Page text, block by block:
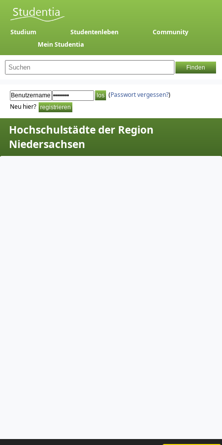
Studium Studentenleben
Community
Mein Studentia
(Passwort vergessen?)
Neu hier?
Hochschulstädte der Region
Niedersachsen